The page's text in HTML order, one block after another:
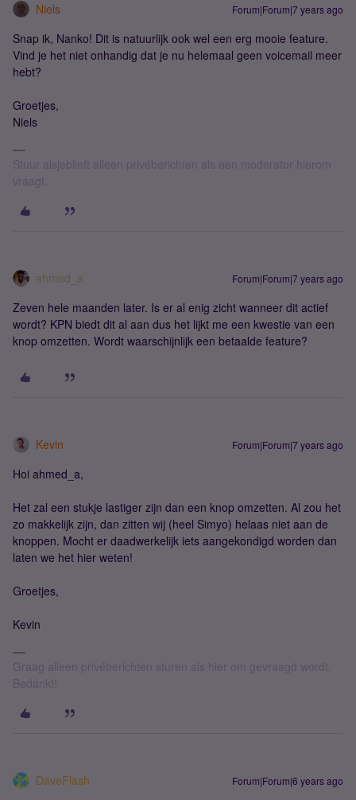
Niels Forum|Forum|7 years ago
Snap ik, Nanko! Dit is natuurlijk ook wel een erg mooie feature.
Vind je het niet onhandig dat je nu helemaal geen voicemail meer
hebt?
Groetjes,
Niels
Stuur alsjeblieft alleen privéberichten als een moderator hierom
vraagt.
ahmed_a Forum|Forum|7 years ago
Zeven hele maanden later. Is er al enig zicht wanneer dit actief
wordt? KPN biedt dit al aan dus het lijkt me een kwestie van een
knop omzetten. Wordt waarschijnlijk een betaalde feature?
Kevin Forum|Forum|7 years ago
Hoi ahmed_a,
Het zal een stukje lastiger zijn dan een knop omzetten. Al zou het
zo makkelijk zijn, dan zitten wij (heel Simyo) helaas niet aan de
knoppen. Mocht er daadwerkelijk iets aangekondigd worden dan
laten we het hier weten!
Groetjes,
Kevin
Graag alleen privéberichten sturen als hier om gevraagd wordt.
Bedankt!
DaveFlash Forum|Forum|6 years ago